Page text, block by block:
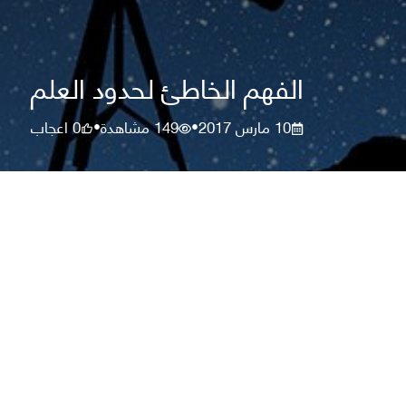
الفهم الخاطئ لحدود العلم
10 مارس 2017 •
149مشاهدة•
0اعجاب